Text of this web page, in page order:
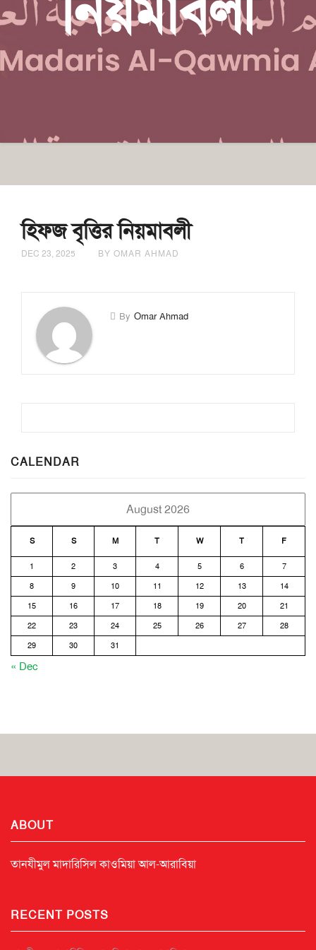
হিফজ বৃত্তির নিয়মাবলী
DEC 23, 2025 BY OMAR AHMAD
By Omar Ahmad
CALENDAR
August 2026
S S M T W T F
1 2 3 4 5 6
7
8
9 10 11 12 13
14
15
16 17 18 19 20
21
22
23 24 25 26 27
28
29
30 31
« Dec
ABOUT
তানযীমুল মাদারিসিল কাওমিয়া আল-আরাবিয়া
RECENT POSTS